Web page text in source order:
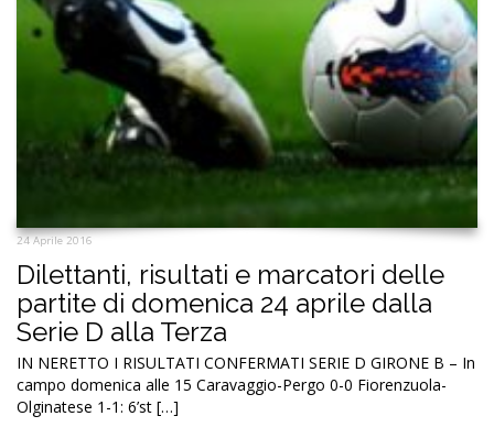
24 Aprile 2016
Dilettanti, risultati e marcatori delle
partite di domenica 24 aprile dalla
Serie D alla Terza
IN NERETTO I RISULTATI CONFERMATI SERIE D GIRONE B – In
campo domenica alle 15 Caravaggio-Pergo 0-0 Fiorenzuola-
Olginatese 1-1: 6’st […]